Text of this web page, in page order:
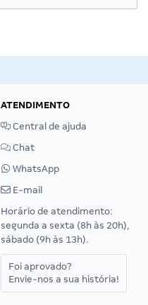
ATENDIMENTO
Central de ajuda
Chat
WhatsApp
E-mail
Horário de atendimento:
segunda a sexta (8h às 20h),
sábado (9h às 13h).
Foi aprovado?
Envie-nos a sua história!